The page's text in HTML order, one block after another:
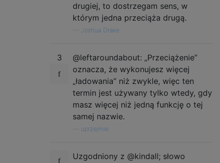
drugiej, to dostrzegam sens, w
którym jedna przeciąża drugą.
Joshua Drake
3
@leftaroundabout: „Przeciążenie”
oznacza, że ​​wykonujesz więcej
„ładowania” niż zwykle, więc ten
termin jest używany tylko wtedy, gdy
masz więcej niż jedną funkcję o tej
samej nazwie.
uprzejmie
Uzgodniony z @kindall; słowo